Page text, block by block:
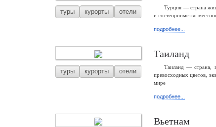
туры курорты отели
Турция — страна
и гостеприимство
подробнее...
туры курорты отели
Таиланд
Таиланд — страна,
превосходных цветов,
мире
подробнее...
Вьетнам